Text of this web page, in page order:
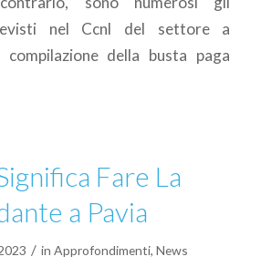
nel Ccnl del settore a
compilazione della busta paga
Fare La
a Pavia
/ inApprofondimenti,News